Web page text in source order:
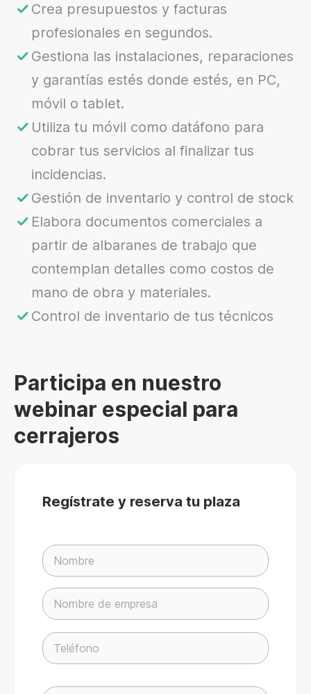
Crea presupuestos y facturas
profesionales en segundos.
Gestiona las instalaciones, reparaciones
y garantías estés donde estés, en PC,
móvil o tablet.
Utiliza tu móvil como datáfono para
cobrar tus servicios al finalizar tus
incidencias.
Gestión de inventario y control de stock
Elabora documentos comerciales a
partir de albaranes de trabajo que
contemplan detalles como costos de
mano de obra y materiales.
Control de inventario de tus técnicos
Regístrate y reserva tu plaza
P
o
Participa en nuestro
webinar especial para
cerrajeros